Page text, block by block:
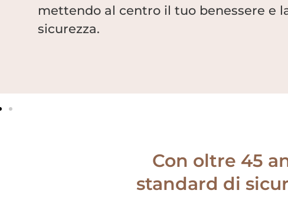
mettendo al centro il tuo benessere e
sicurezza.
Con oltre 45
standard di